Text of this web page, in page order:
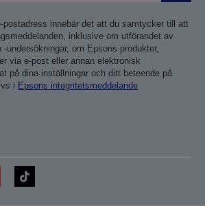
postadress innebär det att du samtycker till att
inklusive om utförandet av
undersökningar, om Epsons produkter,
via e-post eller annan elektronisk
på dina inställningar och ditt beteende på
i Epsons integritetsmeddelande